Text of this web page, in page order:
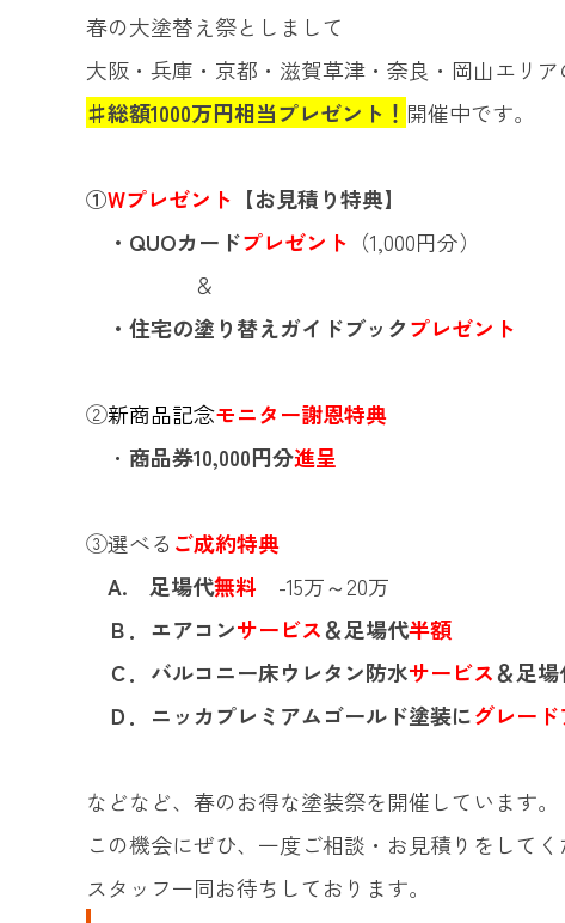
春の大塗替え祭としまして
大阪・兵庫・京都・滋賀草津・奈良・岡山エリア
♯総額1000万円相当プレゼント！ 開催中です。
①Wプレゼント 【お見積り特典】
・QUOカードプレゼント （1,000円分）
＆
・住宅の塗り替えガイドブックプレゼント
②新商品記念モニター謝恩特典
・ 商品券10,000円分進呈
③選べる ご成約特典
A.
足場代無料 -15万～20万
Ｂ．エアコンサービス＆足場代半額
Ｃ．バルコニー床ウレタン防水サービス＆足
Ｄ．ニッカプレミアムゴールド塗装にグレー
などなど、春のお得な塗装祭を開催しています。
この機会にぜひ、一度ご相談・お見積りをしてく
スタッフ一同お待ちしております。